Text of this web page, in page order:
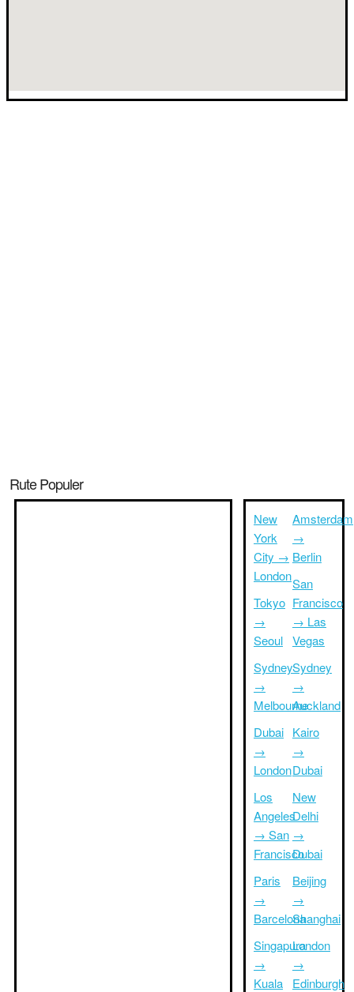
Rute Populer
New
York
City →
London
Tokyo
→
Seoul
Sydney
→
Melbourne
Dubai
→
London
Los
Angeles
→ San
Francisco
Paris
→
Barcelona
Singapura
→
Kuala
Amsterdam
→
Berlin
San
Francisco
→ Las
Vegas
Sydney
→
Auckland
Kairo
→
Dubai
New
Delhi
→
Dubai
Beijing
→
Shanghai
London
→
Edinburgh